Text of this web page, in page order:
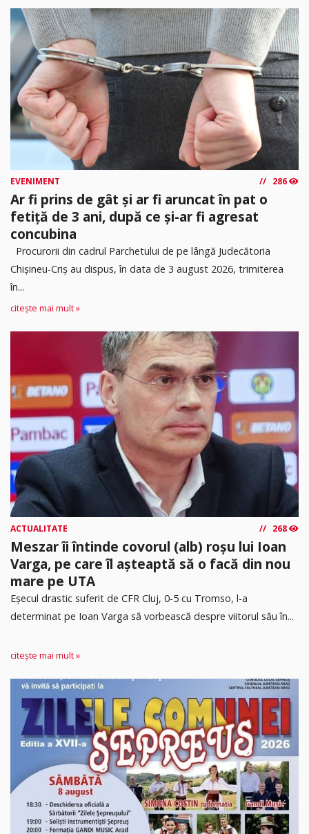
EVENIMENT 286
Ar fi prins de gât și ar fi aruncat în pat o
fetiță de 3 ani, după ce și-ar fi agresat
concubina
Procurorii din cadrul Parchetului de pe lângă Judecătoria
Chișineu-Criș au dispus, în data de 3 august 2026, trimiterea
în...
citește mai mult »
ACTUALITATE 268
Meszar îi întinde covorul (alb) roșu lui Ioan
Varga, pe care îl așteaptă să o facă din nou
mare pe UTA
Eșecul drastic suferit de CFR Cluj, 0-5 cu Tromso, l-a
determinat pe Ioan Varga să vorbească despre viitorul său în...
citește mai mult »